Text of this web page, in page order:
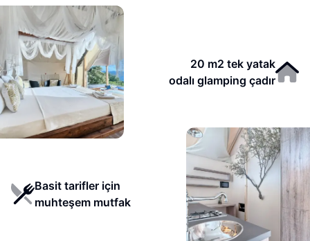
20 m2 tek yatak
odalı glamping çadır
Basit tarifler için
muhteşem mutfak